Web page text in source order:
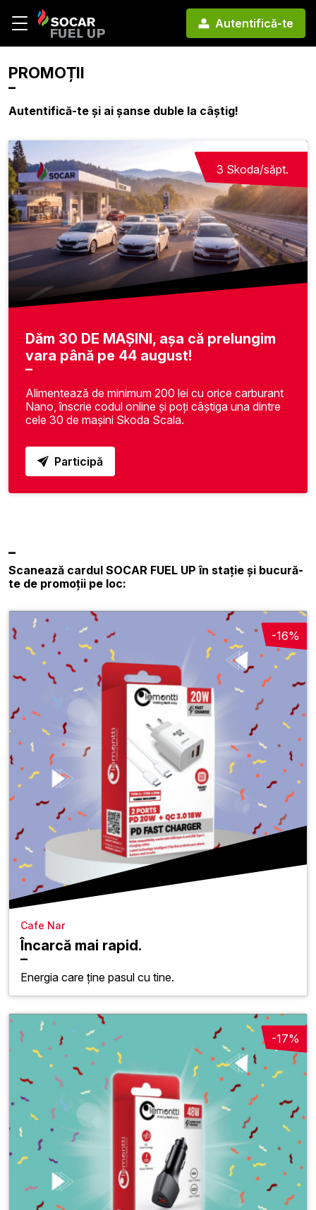
Autentifică-te
PROMOȚII
Autentifică-te și ai șanse duble la câștig!
3 Skoda/săpt.
Dăm 30 DE MAȘINI, așa că prelungim
vara până pe 44 august!
Alimentează de minimum 200 lei cu orice carburant
Nano, înscrie codul online și poți câștiga una dintre
cele 30 de mașini Skoda Scala.
Participă
Scanează cardul SOCAR FUEL UP în stație și bucură-
te de promoții pe loc:
-16%
Cafe Nar
Încarcă mai rapid.
Energia care ține pasul cu tine.
-17%